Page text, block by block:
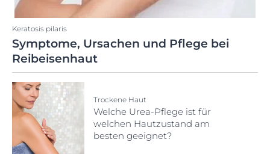
Keratosis pilaris
Symptome, Ursachen und Pflege bei
Reibeisenhaut
Trockene Haut
Welche Urea-Pflege ist für
welchen Hautzustand am
besten geeignet?